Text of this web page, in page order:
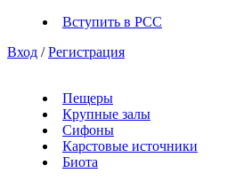
Вступить в РСС
Вход / Регистрация
Пещеры
Крупные залы
Сифоны
Карстовые источники
Биота